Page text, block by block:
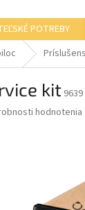
POTREBY
kit9639
hodnotenia